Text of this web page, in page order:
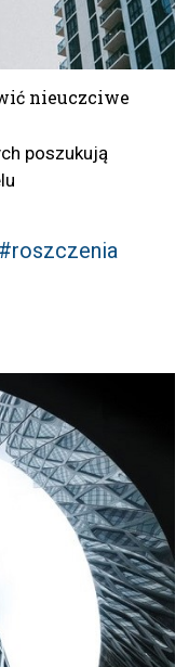
nieuczciwe
poszukują
#roszczenia